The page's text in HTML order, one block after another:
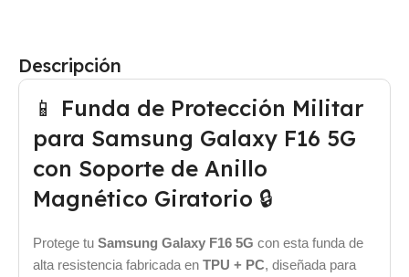
Descripción
📱 Funda de Protección Militar
para Samsung Galaxy F16 5G
con Soporte de Anillo
Magnético Giratorio 🔒
Protege tu Samsung Galaxy F16 5G con esta funda de
alta resistencia fabricada en TPU + PC, diseñada para